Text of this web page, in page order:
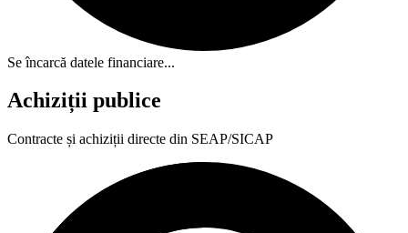
Se încarcă datele financiare...
Achiziții publice
Contracte și achiziții directe din SEAP/SICAP